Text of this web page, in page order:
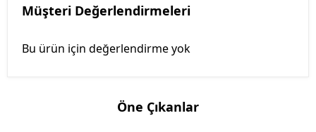
Müşteri Değerlendirmeleri
Bu ürün için değerlendirme yok
Öne Çıkanlar